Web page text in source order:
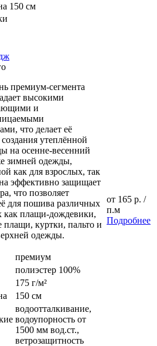
150 см
премиум-сегмента
высокими
и
что делает её
утеплённой
на осенне-весенний
зимней одежды,
как для взрослых, так
эффективно защищает
что позволяет
для пошива различных
как плащи-дождевики,
куртки, пальто и
одежды.
премиум
полиэстер 100%
175 г/м²
150 см
водоотталкивание,
водоупорность от
1500 мм вод.ст.,
ветрозащитность
от 165 р. /
п.м
Подробнее